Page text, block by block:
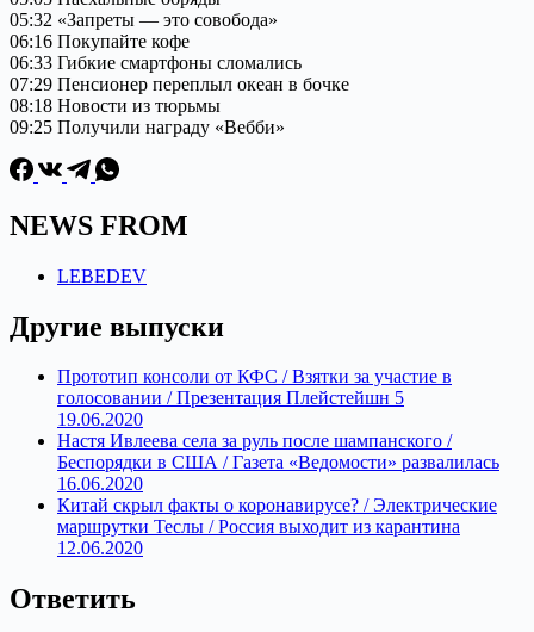
05:32 «Запреты — это совобода»
06:16 Покупайте кофе
06:33 Гибкие смартфоны сломались
07:29 Пенсионер переплыл океан в бочке
08:18 Новости из тюрьмы
09:25 Получили награду «Вебби»
NEWS FROM
LEBEDEV
Другие выпуски
Прототип консоли от КФС / Взятки за участие в
голосовании / Презентация Плейстейшн 5
19.06.2020
Настя Ивлеева села за руль после шампанского /
Беспорядки в США / Газета «Ведомости» развалилась
16.06.2020
Китай скрыл факты о коронавирусе? / Электрические
маршрутки Теслы / Россия выходит из карантина
12.06.2020
Ответить